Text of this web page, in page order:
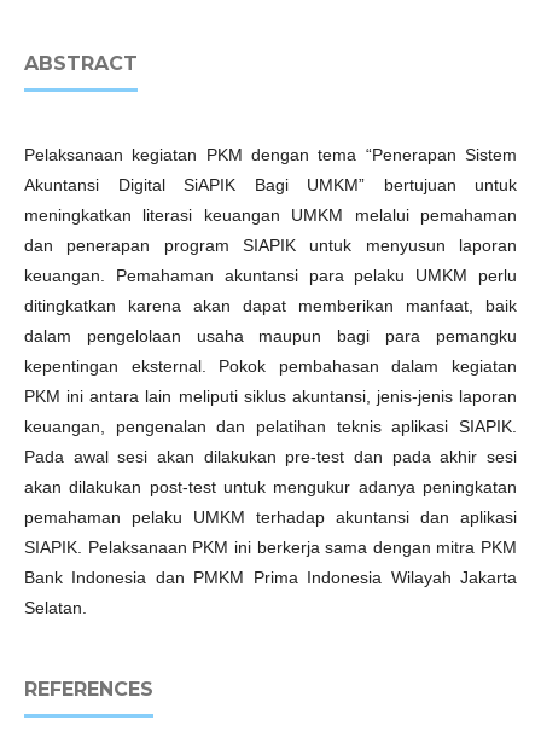
ABSTRACT
Pelaksanaan kegiatan PKM dengan tema “Penerapan Sistem
Akuntansi Digital SiAPIK Bagi UMKM” bertujuan untuk
meningkatkan literasi keuangan UMKM melalui pemahaman
dan penerapan program SIAPIK untuk menyusun laporan
keuangan. Pemahaman akuntansi para pelaku UMKM perlu
ditingkatkan karena akan dapat memberikan manfaat, baik
dalam pengelolaan usaha maupun bagi para pemangku
kepentingan eksternal. Pokok pembahasan dalam kegiatan
PKM ini antara lain meliputi siklus akuntansi, jenis-jenis laporan
keuangan, pengenalan dan pelatihan teknis aplikasi SIAPIK.
Pada awal sesi akan dilakukan pre-test dan pada akhir sesi
akan dilakukan post-test untuk mengukur adanya peningkatan
pemahaman pelaku UMKM terhadap akuntansi dan aplikasi
SIAPIK. Pelaksanaan PKM ini berkerja sama dengan mitra PKM
Bank Indonesia dan PMKM Prima Indonesia Wilayah Jakarta
Selatan.
REFERENCES